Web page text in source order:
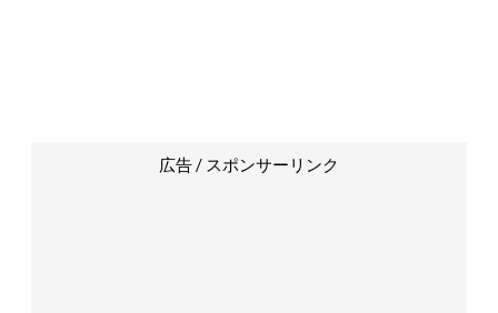
広告 / スポンサーリンク